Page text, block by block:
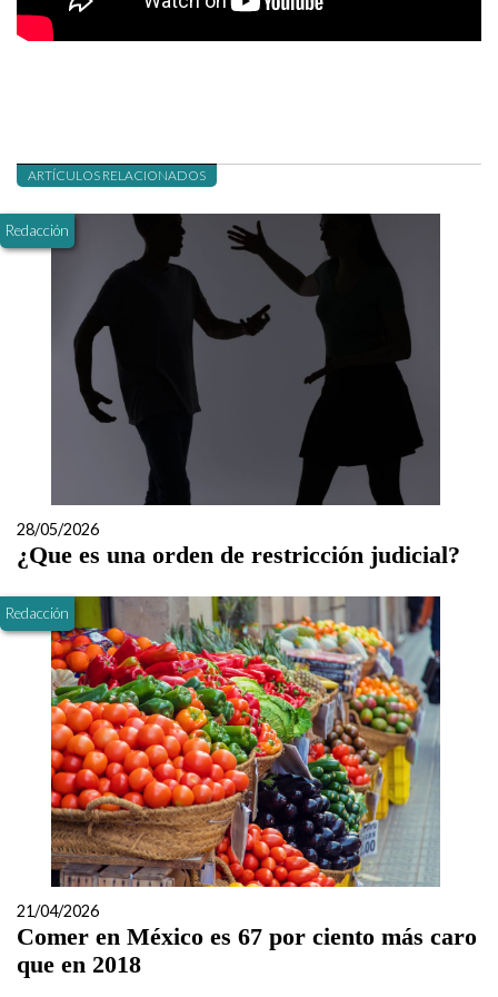
ARTÍCULOS RELACIONADOS
Redacción
28/05/2026
¿Que es una orden de restricción judicial?
Redacción
21/04/2026
Comer en México es 67 por ciento más caro
que en 2018